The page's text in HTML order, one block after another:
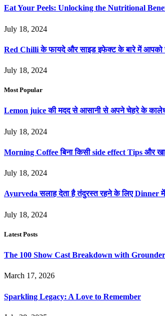
Eat Your Peels: Unlocking the Nutritional
July 18, 2024
Red Chilli के फायदे और साइड इफेक्ट के बारे में आपको
July 18, 2024
Most Popular
Lemon juice की मदद से आसानी से अपने चेहरे के
July 18, 2024
Morning Coffee बिना किसी side effect Tips और
July 18, 2024
Ayurveda सलाह देता है तंदुरस्त रहने के लिए Dinner
July 18, 2024
Latest Posts
The 100 Show Cast Breakdown with
March 17, 2026
Sparkling Legacy: A Love to Remember